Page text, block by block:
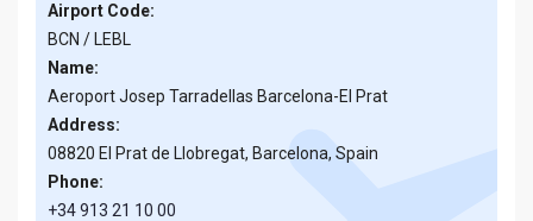
Airport Code:
BCN / LEBL
Name:
Aeroport Josep Tarradellas Barcelona-El Prat
Address:
08820 El Prat de Llobregat, Barcelona, Spain
Phone:
+34 913 21 10 00